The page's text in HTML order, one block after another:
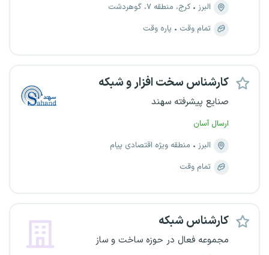
البرز
کرج، منطقه ۷، گوهردشت
تمام وقت
پاره وقت
کارشناس سخت افزار و شبکه
صنایع پیشرفته سهند
ارسال آسان
البرز
منطقه ویژه اقتصادی پیام
تمام وقت
کارشناس شبکه
مجموعه فعال در حوزه ساخت و ساز